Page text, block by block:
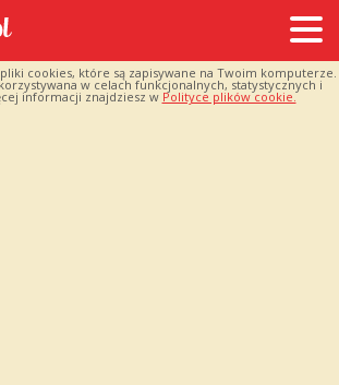
cookies, które są zapisywane na Twoim komputerze.
w celach funkcjonalnych, statystycznych i
informacji znajdziesz w Polityce plików cookie.